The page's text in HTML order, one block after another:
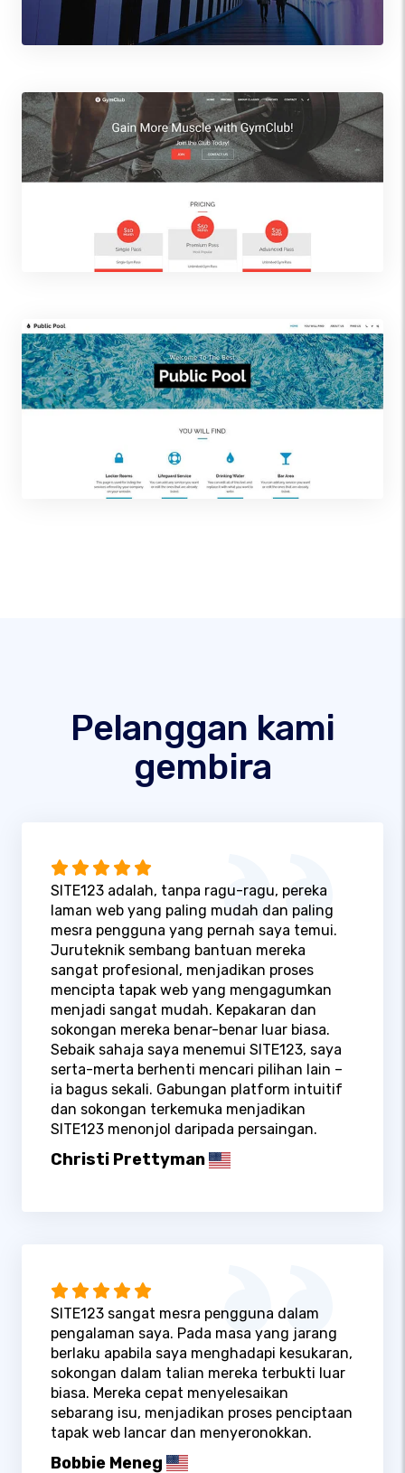
Pelanggan kami
gembira
SITE123 adalah, tanpa ragu-ragu, pereka
laman web yang paling mudah dan paling
mesra pengguna yang pernah saya temui.
Juruteknik sembang bantuan mereka
sangat profesional, menjadikan proses
mencipta tapak web yang mengagumkan
menjadi sangat mudah. Kepakaran dan
sokongan mereka benar-benar luar biasa.
Sebaik sahaja saya menemui SITE123, saya
serta-merta berhenti mencari pilihan lain –
ia bagus sekali. Gabungan platform intuitif
dan sokongan terkemuka menjadikan
SITE123 menonjol daripada persaingan.
Christi Prettyman
SITE123 sangat mesra pengguna dalam
pengalaman saya. Pada masa yang jarang
berlaku apabila saya menghadapi kesukaran,
sokongan dalam talian mereka terbukti luar
biasa. Mereka cepat menyelesaikan
sebarang isu, menjadikan proses penciptaan
tapak web lancar dan menyeronokkan.
Bobbie Meneg